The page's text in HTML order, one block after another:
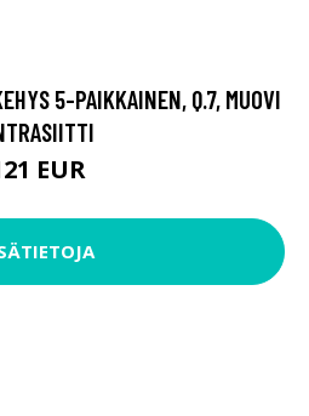
5-PAIKKAINEN, Q.7, MUOVI
EUR